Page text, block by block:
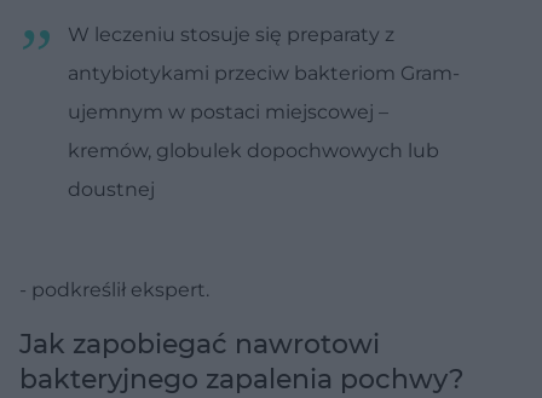
W leczeniu stosuje się preparaty z
antybiotykami przeciw bakteriom Gram-
ujemnym w postaci miejscowej –
kremów, globulek dopochwowych lub
doustnej
- podkreślił ekspert.
Jak zapobiegać nawrotowi
bakteryjnego zapalenia pochwy?